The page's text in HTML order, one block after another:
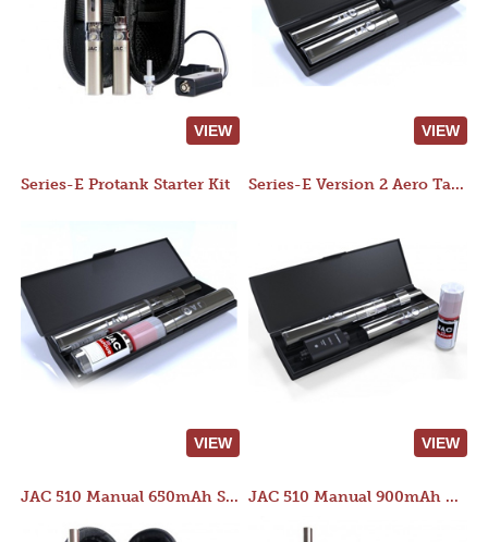
VIEW VIEW
Series-E Protank Starter Kit
VIEW
Series-E Version 2 Aero Tank Starter Kit
VIEW
JAC 510 Manual 650mAh Starter Kit JAC 510 Manual 900mAh Starter Kit